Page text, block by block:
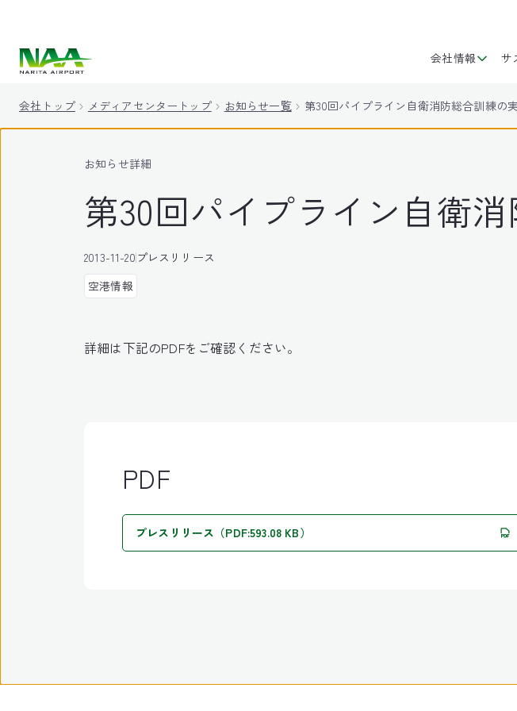
会社情報 サ
会社トップ メディアセンタートップ お知らせ一覧 第30回パイプライン自衛消防総合訓練の
お知らせ詳細
第30回パイプライン自衛
2013-11-20プレスリリース
空港情報
詳細は下記のPDFをご確認ください。
PDF
プレスリリース（PDF:593.08 KB）